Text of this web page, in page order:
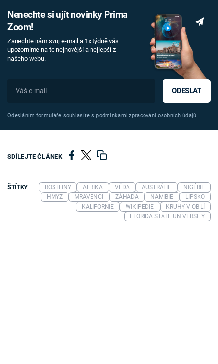
Nenechte si ujít novinky Prima
Zoom!
Zanechte nám svůj e-mail a 1x týdně vás
upozorníme na to nejnovější a nejlepší z
našeho webu.
ODESLAT
Odesláním formuláře souhlasíte spodmínkami zpracování osobních údajů
SDÍLEJTE ČLÁNEK
ŠTÍTKY ROSTLINY AFRIKA VĚDA AUSTRÁLIE
NIGÉRIE
HMYZ
MRAVENCI ZÁHADA NAMIBIE
LIPSKO
KALIFORNIE
WIKIPEDIE
KRUHY V OBILÍ
FLORIDA STATE UNIVERSITY